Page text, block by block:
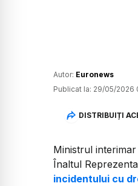
Autor: Euronews
Publicat la: 29/05/2026
DISTRIBUIȚI
Ministrul
Înaltul
incidentului cu